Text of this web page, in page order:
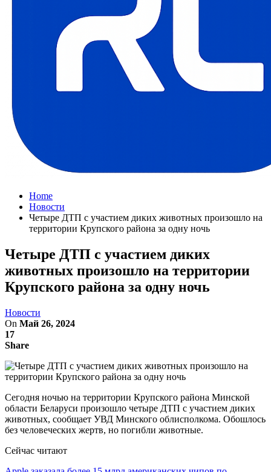
Home
Новости
Четыре ДТП с участием диких животных произошло на
территории Крупского района за одну ночь
Четыре ДТП с участием диких
животных произошло на территории
Крупского района за одну ночь
Новости
On Май 26, 2024
17
Share
Сегодня ночью на территории Крупского района Минской
области Беларуси произошло четыре ДТП с участием диких
животных, сообщает УВД Минского облисполкома. Обошлось
без человеческих жертв, но погибли животные.
Сейчас читают